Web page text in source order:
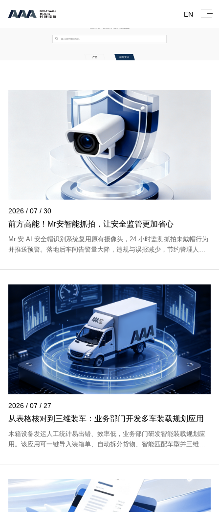
EN
产品 新闻资讯
2026 / 07 / 30
前方高能！Mr安智能抓拍，让安全监管更加省心
Mr 安 AI 安全帽识别系统复用原有摄像头，24 小时监测抓拍未戴帽行为
并推送预警。落地后车间告警量大降，违规与误报减少，节约管理人
2026 / 07 / 27
从表格核对到三维装车：业务部门开发多车装载规划应用
木箱设备发运人工统计易出错、效率低，业务部门研发智能装载规划应
用。该应用可一键导入装箱单、自动拆分货物、智能匹配车型并三维排